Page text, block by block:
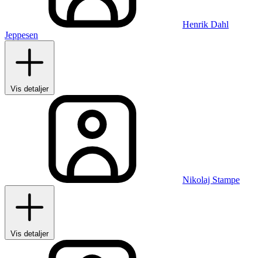
Henrik Dahl
Jeppesen
Vis detaljer
Nikolaj Stampe
Vis detaljer